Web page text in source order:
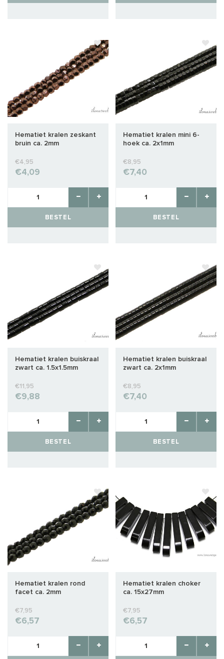
Hematiet kralen zeskant
bruin ca. 2mm
€4,95
€4,09
BESTEL
Hematiet kralen mini 6-
hoek ca. 2x1mm
€8,95
€7,40
BESTEL
Hematiet kralen buiskraal
zwart ca. 1.5x1.5mm
€11,95
€9,88
BESTEL
Hematiet kralen buiskraal
zwart ca. 2x1mm
€8,95
€7,40
BESTEL
Hematiet kralen rond
facet ca. 2mm
€7,95
€6,57
Hematiet kralen choker
ca. 15x27mm
€7,95
€6,57